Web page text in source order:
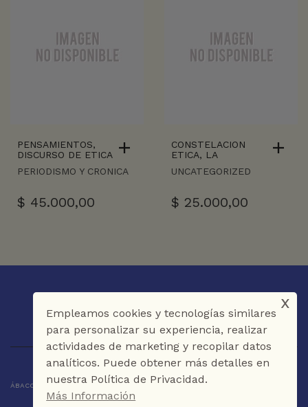
PENSAMIENTOS,
DISCURSO DE ETICA
PERIODISMO Y CRONICA
$ 45.000,00
CONSTELACION
ETICA, LA
UNCATEGORIZED
$ 25.000,00
ÁBACO LIBROS Y CAFÉ © 2025 CARTAGENA DE INDIAS - COLOMBIA
Empleamos cookies y tecnologías similares
para personalizar su experiencia, realizar
actividades de marketing y recopilar datos
analíticos. Puede obtener más detalles en
nuestra Política de Privacidad.
Más Información
x